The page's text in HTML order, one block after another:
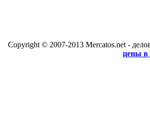
Copyright © 2007-2013 Mercatos.net -
цены в